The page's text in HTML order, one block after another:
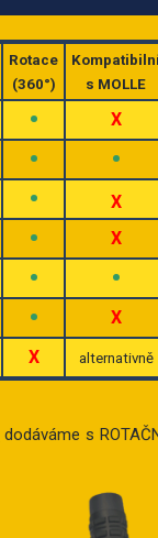
Rotace
(360°)
s MOLLE
• X
• •
• X
• X
• •
• X
X alternativně
dodáváme s